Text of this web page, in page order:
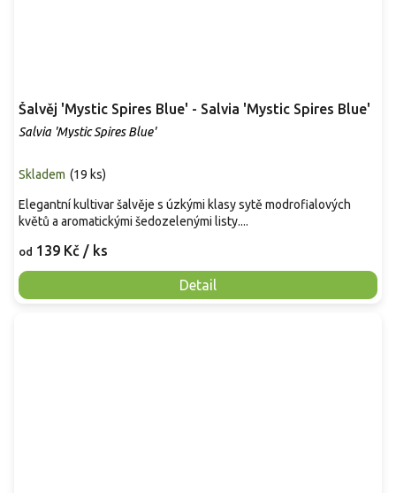
Šalvěj 'Mystic Spires Blue' - Salvia 'Mystic Spires Blue'
Salvia 'Mystic Spires Blue'
Skladem (19 ks)
od 139 Kč / ks
Detail
Elegantní kultivar šalvěje s úzkými klasy sytě modrofialových
květů a aromatickými šedozelenými listy....